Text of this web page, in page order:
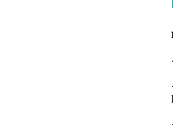
Igreja
Corpo de